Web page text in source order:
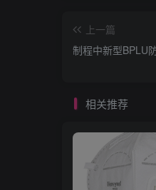
上一篇
制程中新型BPLU
相关推荐